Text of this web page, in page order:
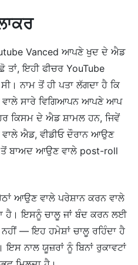
Vanced ਆਪਣੇ ਖੁਦ ਦੇ ਐਡ
ਇਹੀ ਫੀਚਰ YouTube
ਨਾਮ ਤੋਂ ਹੀ ਪਤਾ ਲੱਗਦਾ ਹੈ ਕਿ
ਵਾਲੇ ਸਾਰੇ ਵਿਗਿਆਪਨ ਆਪਣੇ ਆਪ
ਕਿਸਮ ਦੇ ਐਡ ਸ਼ਾਮਲ ਹਨ, ਜਿਵੇਂ
ਐਡ, ਵੀਡੀਓ ਦੌਰਾਨ ਆਉਣ
ਬਾਅਦ ਆਉਣ ਵਾਲੇ post-roll
ਆਉਣ ਵਾਲੇ ਪਰੇਸ਼ਾਨ ਕਰਨ ਵਾਲੇ
ਹੈ। ਇਸਨੂੰ ਚਾਲੂ ਜਾਂ ਬੰਦ ਕਰਨ ਲਈ
— ਇਹ ਹਮੇਸ਼ਾਂ ਚਾਲੂ ਰਹਿੰਦਾ ਹੈ
ਨਾਲ ਯੂਜ਼ਰਾਂ ਨੂੰ ਬਿਨਾਂ ਰੁਕਾਵਟਾਂ